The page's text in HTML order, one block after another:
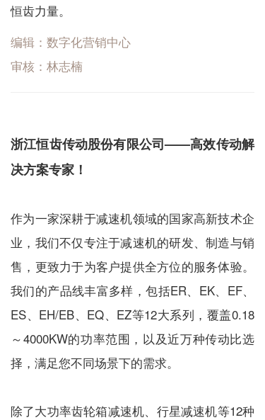
恒齿力量。
编辑：数字化营销中心
审核：林志楠
浙江恒齿传动股份有限公司——高效传动解
决方案专家！
作为一家深耕于减速机领域的国家高新技术企
业，我们不仅专注于减速机的研发、制造与销
售，更致力于为客户提供全方位的服务体验。
我们的产品线丰富多样，包括ER、EK、EF、
ES、EH/EB、EQ、EZ等12大系列，覆盖0.18
～4000KW的功率范围，以及近万种传动比选
择，满足您不同场景下的需求。
除了大功率齿轮箱减速机、 行星减速机等12种